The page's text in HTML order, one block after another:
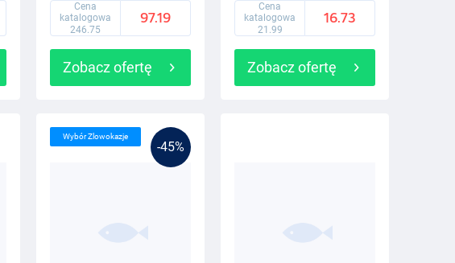
Cena
katalogowa
246.75
97.19
Zobacz ofertę
Cena
katalogowa
21.99
16.73
Zobacz ofertę
-45%
Wybór Zlowokazje